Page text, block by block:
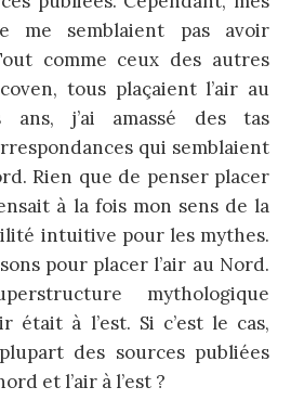
me semblaient pas avoir
comme ceux des autres
tous plaçaient l’air au
j’ai amassé des tas
qui semblaient
Rien que de penser placer
à la fois mon sens de la
intuitive pour les mythes.
pour placer l’air au Nord.
mythologique
était à l’est. Si c’est le cas,
des sources publiées
et l’air à l’est ?